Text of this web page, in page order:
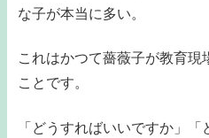
な子が本当に多い。
これはかつて薔薇子が教育
ことです。
「どうすればいいですか」